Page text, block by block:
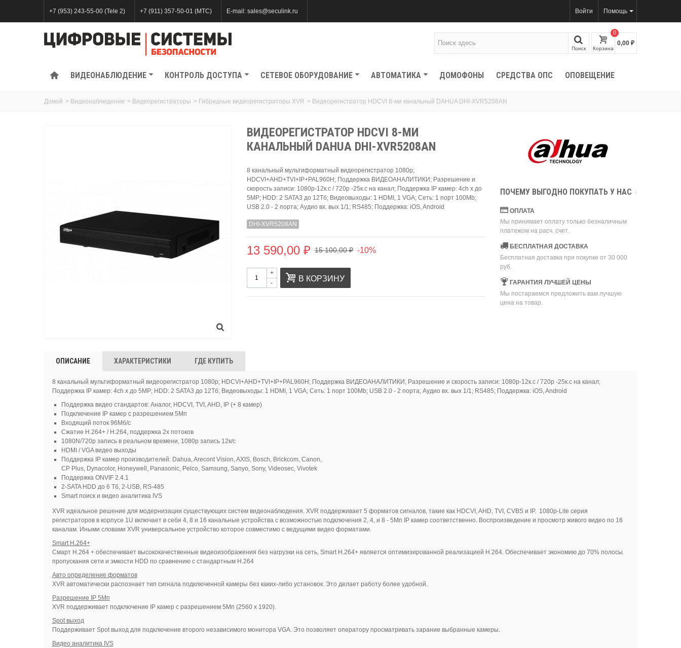
Помощь
+7 (953) 243-55-00 (Tele 2) +7 (911) 357-50-01 (МТС) E-mail: sales@seculink.ru Войти
Поиск Корзина
0
0,00 ₽
ВИДЕОНАБЛЮДЕНИЕ КОНТРОЛЬ ДОСТУПА СЕТЕВОЕ ОБОРУДОВАНИЕ АВТОМАТИКА ДОМОФОНЫ СРЕДСТВА ОПС ОПОВЕЩЕНИЕ
Домой > Видеонаблюдение > Видеорегистраторы > Гибридные видеорегистраторы XVR > Видеорегистратор HDCVI 8-ми канальный DAHUA DHI-XVR5208AN
ВИДЕОРЕГИСТРАТОР HDCVI 8-МИ
КАНАЛЬНЫЙ DAHUA DHI-XVR5208AN
8 канальный мультиформатный видеорегистратор 1080p;
HDCVI+AHD+TVI+IP+PAL960H; Поддержка ВИДЕОАНАЛИТИКИ; Разрешение и
скорость записи: 1080p-12к.с / 720p -25к.с на канал; Поддержка IP камер: 4ch x до
5MP; HDD: 2 SATA3 до 12Тб; Видеовыходы: 1 HDMI, 1 VGA; Сеть: 1 порт 100Mb;
USB 2.0 - 2 порта; Аудио вх. вых 1/1; RS485; Поддержка: iOS, Android
DHI-XVR5208AN
13 590,00 ₽ 15 100,00 ₽ -10%
-
+
В КОРЗИНУ
ПОЧЕМУ ВЫГОДНО ПОКУПАТЬ У НАС
ОПЛАТА
Мы принимает оплату только безналичным
платежом на расч. счет.
БЕСПЛАТНАЯ ДОСТАВКА
Бесплатная доставка при покупке от 30 000
руб.
ГАРАНТИЯ ЛУЧШЕЙ ЦЕНЫ
Мы постараемся предложить вам лучшую
цена на товар.
ОПИСАНИЕ ХАРАКТЕРИСТИКИ ГДЕ КУПИТЬ
8 канальный мультиформатный видеорегистратор 1080p; HDCVI+AHD+TVI+IP+PAL960H; Поддержка ВИДЕОАНАЛИТИКИ; Разрешение и скорость записи: 1080p-12к.с / 720p -25к.с на канал;
Поддержка IP камер: 4ch x до 5MP; HDD: 2 SATA3 до 12Тб; Видеовыходы: 1 HDMI, 1 VGA; Сеть: 1 порт 100Mb; USB 2.0 - 2 порта; Аудио вх. вых 1/1; RS485; Поддержка: iOS, Android
Поддержка видео стандартов: Аналог, HDCVI, TVI, AHD, IP (+ 8 камер)
Подключение IP камер с разрешением 5Мп
Входящий поток 96Мб/с
Сжатие H.264+ / H.264, поддержка 2х потоков
1080N/720р запись в реальном времени, 1080p запись 12к/с
HDMI / VGA видео выходы
Поддержка IP камер производителей: Dahua, Arecont Vision, AXIS, Bosch, Brickcom, Canon,
CP Plus, Dynacolor, Honeywell, Panasonic, Pelco, Samsung, Sanyo, Sony, Videosec, Vivotek
Поддержка ONVIF 2.4.1
2-SATA HDD до 6 Тб, 2-USB, RS-485
Smart поиск и видео аналитика IVS
XVR идеальное решение для модернизации существующих систем видеонаблюдения. XVR поддерживает 5 форматов сигналов, такие как HDCVI, AHD, TVI, CVBS и IP. 1080p-Lite серия
регистраторов в корпусе 1U включает в себя 4, 8 и 16 канальные устройства с возможностью подключения 2, 4, и 8 - 5Мп IP камер соответственно. Воспроизведение и просмотр живого видео по 16
каналам. Иными словами XVR универсальное устройство которое совместимо с ведущими видео форматами.
Smart H.264+
Смарт H.264 + обеспечивает высококачественные видеоизображения без нагрузки на сеть, Smart H.264+ является оптимизированной реализацией H.264. Обеспечивает экономию до 70% полосы
пропускания сети и эмкости HDD по сравнению с стандартным H.264
Авто определение форматов
XVR автоматически распознает тип сигнала подключенной камеры без каких-либо установок. Это делает работу более удобной.
Разрешение IP 5Мп
XVR поддерживает подключение IP камер с разрешением 5Мп (2560 х 1920).
Spot выход
Поддерживает Spot выход для подключение второго независимого монитора VGA. Это позволяет оператору просматривать зарание выбранные камеры.
Видео аналитика IVS